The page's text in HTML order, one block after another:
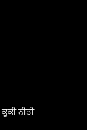
ਕੂਕੀ ਨੀਤੀ